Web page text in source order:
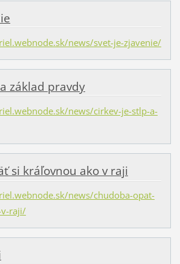
news/svet-je-zjavenie/
základ pravdy
news/cirkev-je-stlp-a-
si kráľovnou ako v raji
news/chudoba-opat-
raji/